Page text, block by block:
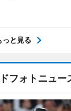
っと見る
フォトニュー